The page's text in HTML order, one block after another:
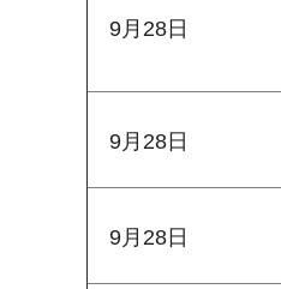
9月28日
9月28日
9月28日